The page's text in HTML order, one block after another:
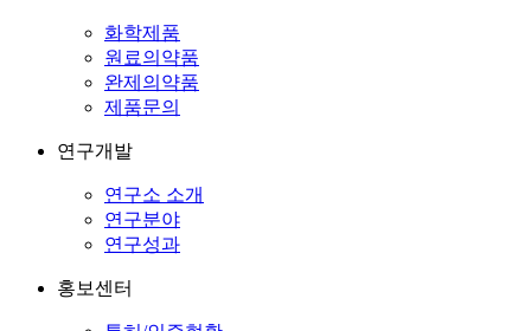
화학제품
원료의약품
완제의약품
제품문의
연구개발
연구소 소개
연구분야
연구성과
홍보센터